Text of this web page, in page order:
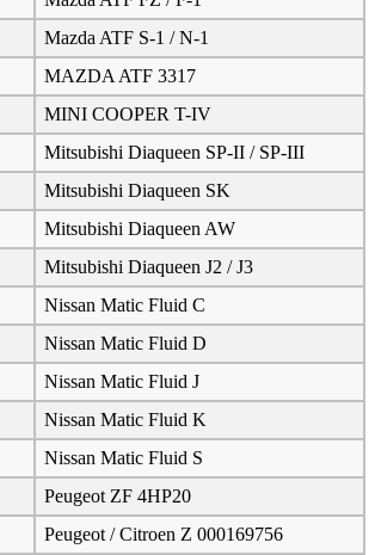
Mazda ATF S-1 / N-1
MAZDA ATF 3317
MINI COOPER T-IV
Mitsubishi Diaqueen SP-II / SP-III
Mitsubishi Diaqueen SK
Mitsubishi Diaqueen AW
Mitsubishi Diaqueen J2 / J3
Nissan Matic Fluid C
Nissan Matic Fluid D
Nissan Matic Fluid J
Nissan Matic Fluid K
Nissan Matic Fluid S
Peugeot ZF 4HP20
Peugeot / Citroen Z 000169756